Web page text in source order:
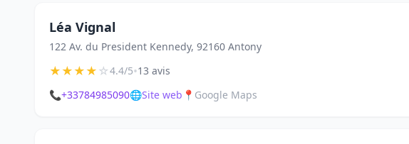
Léa Vignal
122 Av. du President Kennedy, 92160 Antony
★★★★☆4.4/5•13 avis
📞+33784985090🌐Site web 📍 Google Maps